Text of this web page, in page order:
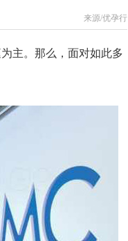
来源/优孕行
主。那么，面对如此多